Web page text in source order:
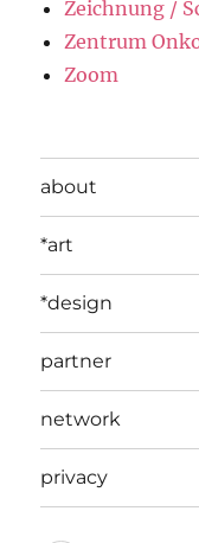
Zeichnung /
Zentrum
Zoom
about
*art
*design
partner
network
privacy